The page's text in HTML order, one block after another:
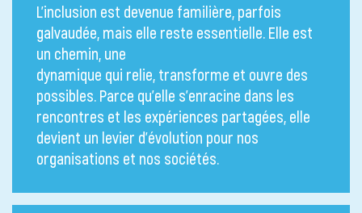
L’inclusion est devenue familière, parfois
galvaudée, mais elle reste essentielle. Elle est
un chemin, une
dynamique qui relie, transforme et ouvre des
possibles. Parce qu’elle s’enracine dans les
rencontres et les expériences partagées, elle
devient un levier d’évolution pour nos
organisations et nos sociétés.